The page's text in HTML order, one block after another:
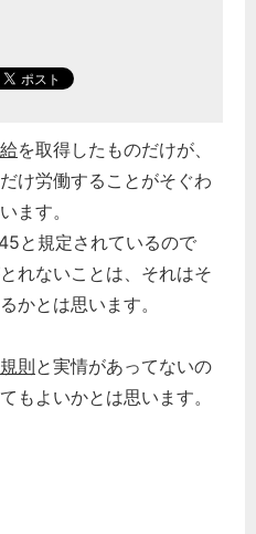
を取得したものだけが、
け労働することがそぐわ
ます。
と規定されているので
れないことは、それはそ
かとは思います。
則と実情があってないの
もよいかとは思います。